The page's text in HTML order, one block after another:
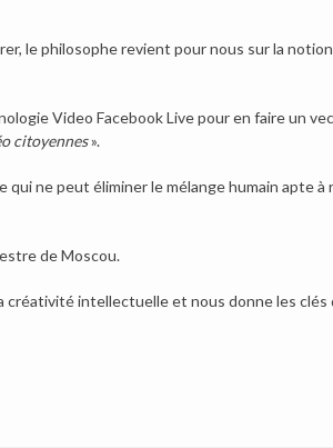
le philosophe revient pour nous sur la
Video Facebook Live pour en faire un
citoyennes».
ne peut éliminer le mélange humain apte à
de Moscou.
intellectuelle et nous donne les clés